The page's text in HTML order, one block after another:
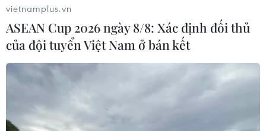
vietnamplus.vn
ASEAN Cup 2026 ngày 8/8: Xác định đối thủ
của đội tuyển Việt Nam ở bán kết